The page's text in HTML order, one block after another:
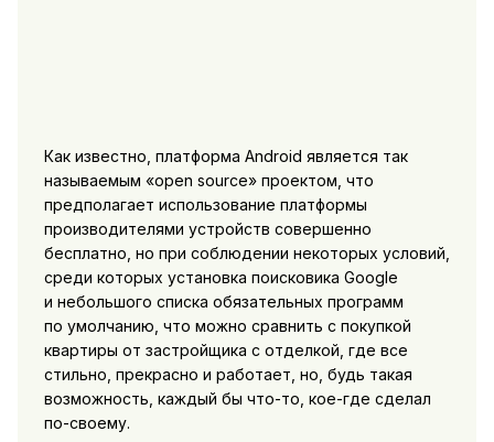
Как известно, платформа Android является так
называемым «open source» проектом, что
предполагает использование платформы
производителями устройств совершенно
бесплатно, но при соблюдении некоторых условий,
среди которых установка поисковика Google
и небольшого списка обязательных программ
по умолчанию, что можно сравнить с покупкой
квартиры от застройщика с отделкой, где все
стильно, прекрасно и работает, но, будь такая
возможность, каждый бы что-то, кое-где сделал
по-своему.